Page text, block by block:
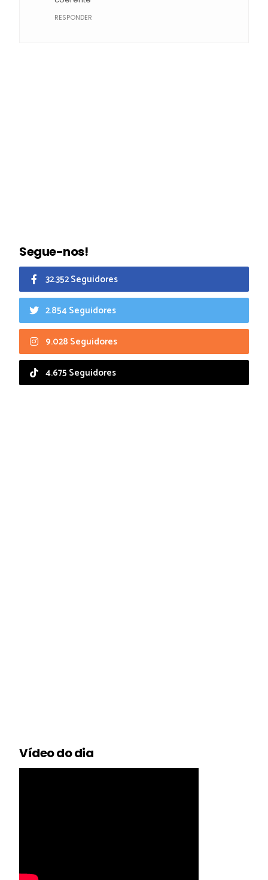
RESPONDER
Segue-nos!
32.352 Seguidores
2.854 Seguidores
9.028 Seguidores
4.675 Seguidores
Vídeo do dia